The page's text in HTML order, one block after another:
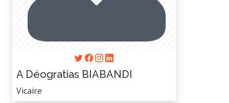
A Déogratias BIABANDI
Vicaire